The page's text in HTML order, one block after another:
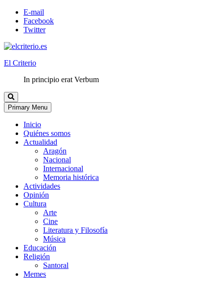
E-mail
Facebook
Twitter
El Criterio
In principio erat Verbum
Primary Menu
Inicio
Quiénes somos
Actualidad
Aragón
Nacional
Internacional
Memoria histórica
Actividades
Opinión
Cultura
Arte
Cine
Literatura y Filosofía
Música
Educación
Religión
Santoral
Memes